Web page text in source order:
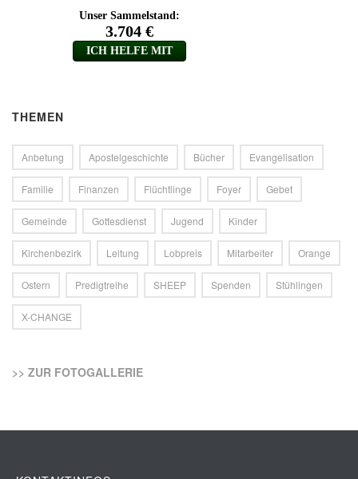
THEMEN
Anbetung Apostelgeschichte Bücher Evangelisation
Familie Finanzen Flüchtlinge Foyer Gebet
Gemeinde Gottesdienst Jugend Kinder
Kirchenbezirk Leitung Lobpreis Mitarbeiter Orange
Ostern Predigtreihe SHEEP Spenden Stühlingen
X-CHANGE
>> ZUR FOTOGALLERIE